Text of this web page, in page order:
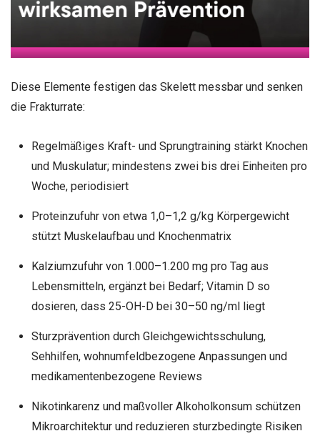
Diese Elemente festigen das Skelett messbar und senken
die Frakturrate:
Regelmäßiges Kraft- und Sprungtraining stärkt Knochen
und Muskulatur; mindestens zwei bis drei Einheiten pro
Woche, periodisiert
Proteinzufuhr von etwa 1,0–1,2 g/kg Körpergewicht
stützt Muskelaufbau und Knochenmatrix
Kalziumzufuhr von 1.000–1.200 mg pro Tag aus
Lebensmitteln, ergänzt bei Bedarf; Vitamin D so
dosieren, dass 25-OH-D bei 30–50 ng/ml liegt
Sturzprävention durch Gleichgewichtsschulung,
Sehhilfen, wohnumfeldbezogene Anpassungen und
medikamentenbezogene Reviews
Nikotinkarenz und maßvoller Alkoholkonsum schützen
Mikroarchitektur und reduzieren sturzbedingte Risiken